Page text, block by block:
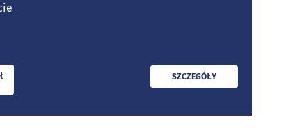
PRZECZYTAJ
SZCZEGÓŁY